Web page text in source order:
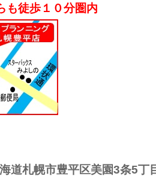
も徒歩１０分圏内
道札幌市豊平区美園3条5丁